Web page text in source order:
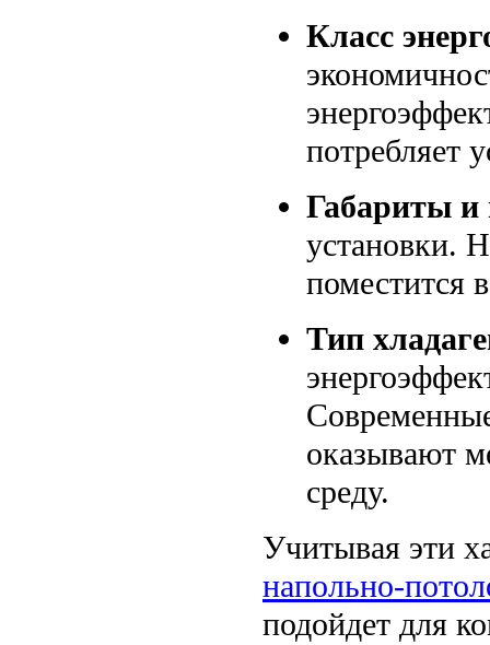
Класс
потребляет
Габариты и
установки.
поместится
Тип
оказывают
среду.
Учитывая эти
напольно-
подойдет для